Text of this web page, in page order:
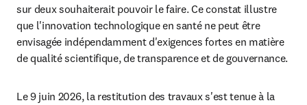
sur deux souhaiterait pouvoir le faire. Ce constat illustre
que l'innovation technologique en santé ne peut être
envisagée indépendamment d'exigences fortes en matière
de qualité scientifique, de transparence et de gouvernance.
Le 9 juin 2026, la restitution des travaux s'est tenue à la